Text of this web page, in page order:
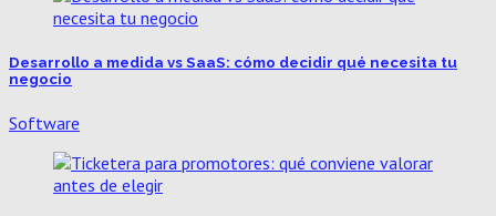
Desarrollo a medida vs SaaS: cómo decidir qué necesita tu
negocio
Software